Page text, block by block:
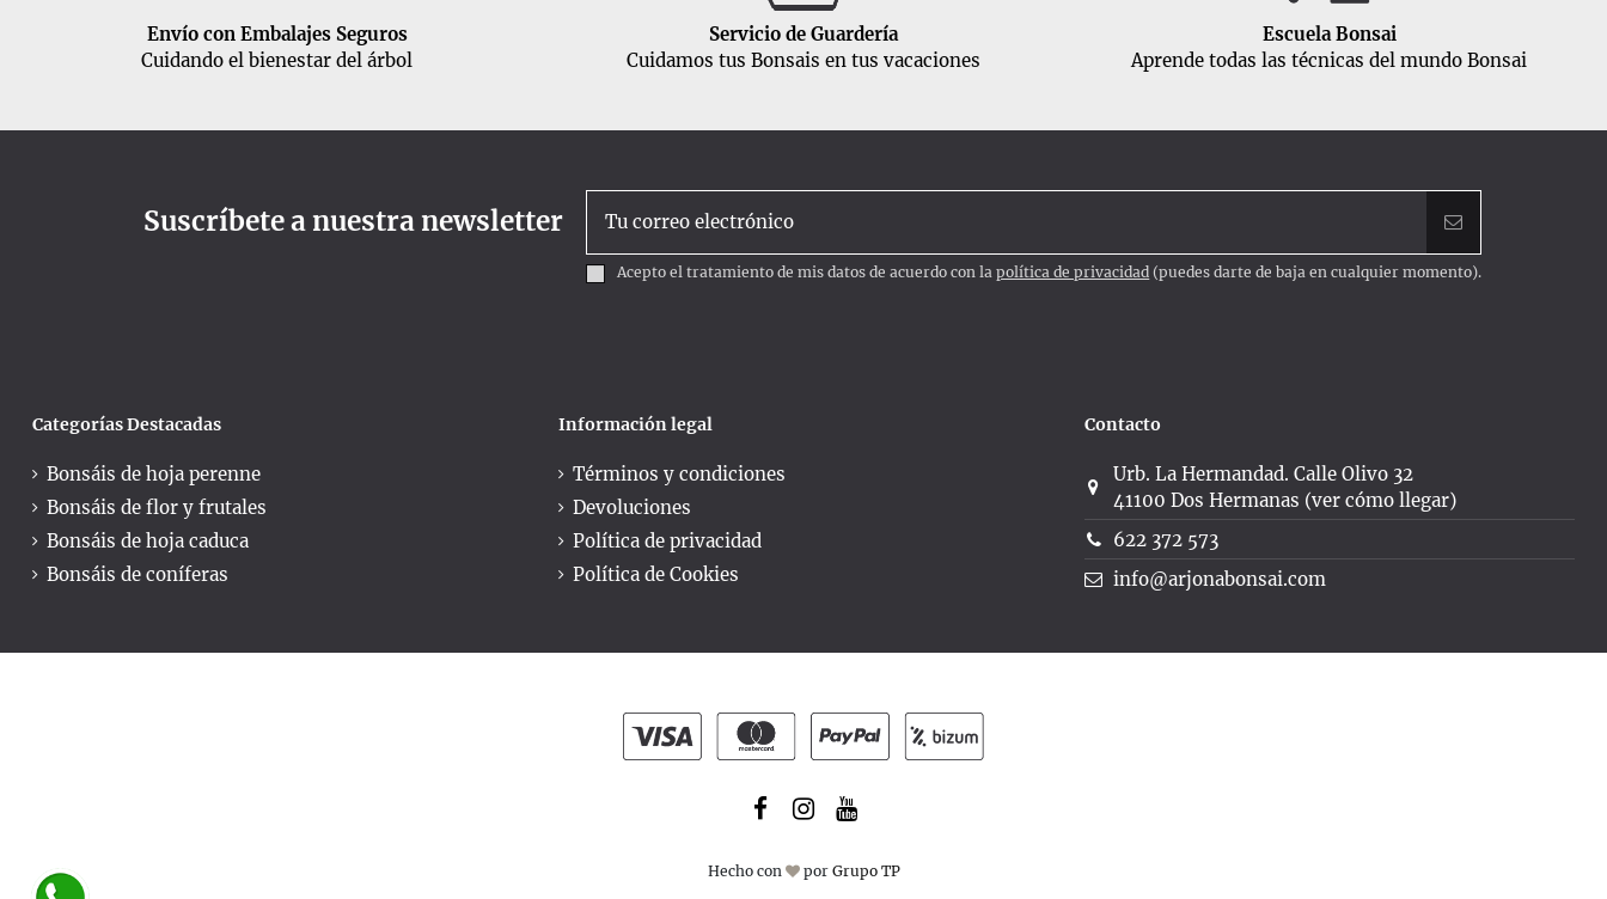
Envío con Embalajes Seguros
Cuidando el bienestar del árbol
Servicio de Guardería
Cuidamos tus Bonsais en tus vacaciones
Escuela Bonsai
Aprende todas las técnicas del mundo Bonsai
Suscríbete a nuestra newsletter
Acepto el tratamiento de mis datos de acuerdo con lapolítica de privacidad (puedes darte de baja en cualquier momento).
Categorías Destacadas
Bonsáis de hoja perenne
Bonsáis de flor y frutales
Bonsáis de hoja caduca
Bonsáis de coníferas
Información legal
Términos y condiciones
Devoluciones
Política de privacidad
Política de Cookies
Contacto
Urb. La Hermandad. Calle Olivo 32
41100 Dos Hermanas (ver cómo llegar)
622 372 573
info@arjonabonsai.com
Hecho con por Grupo TP